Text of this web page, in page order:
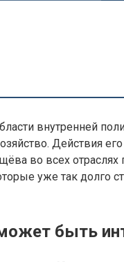
внутренней
Действия
во всех отраслях
уже так долго
быть